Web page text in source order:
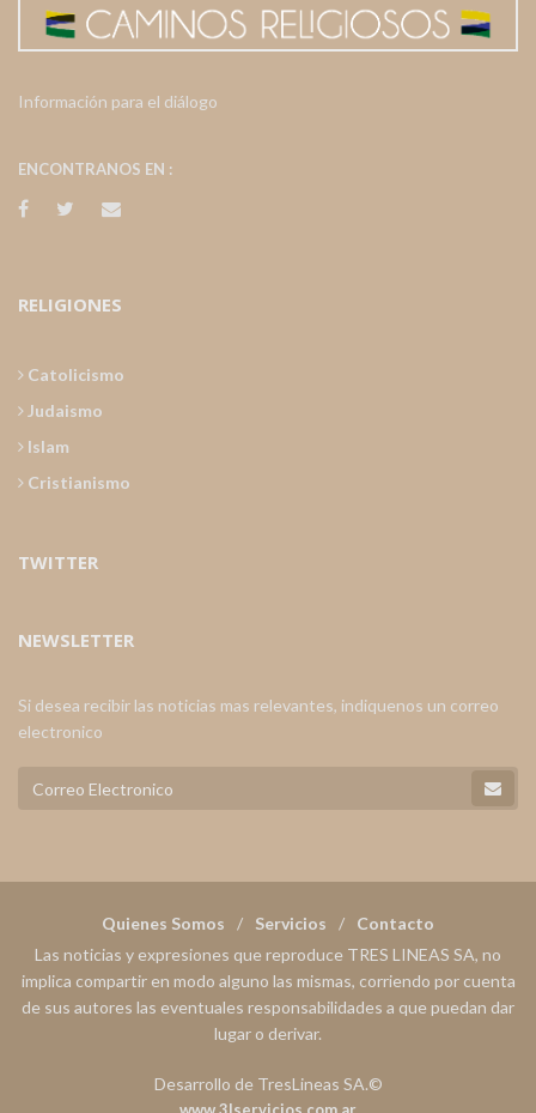
Información para el diálogo
ENCONTRANOS EN :
RELIGIONES
Catolicismo
Judaismo
Islam
Cristianismo
TWITTER
NEWSLETTER
Si desea recibir las noticias mas relevantes, indiquenos un correo
electronico
Quienes Somos Servicios
Contacto
Las noticias y expresiones que reproduce TRES LINEAS SA, no
implica compartir en modo alguno las mismas, corriendo por cuenta
de sus autores las eventuales responsabilidades a que puedan dar
lugar o derivar.
Desarrollo de TresLineas SA.©